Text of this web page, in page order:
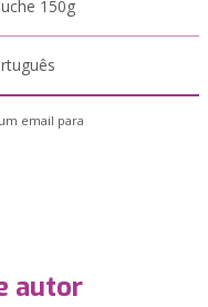
150g
email para
autor